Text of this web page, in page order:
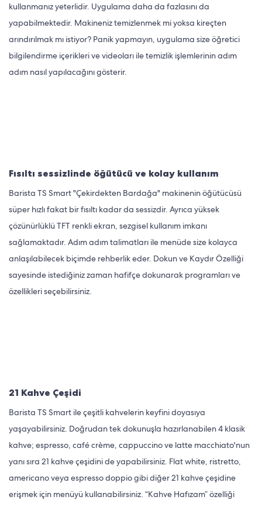
kullanmanız yeterlidir. Uygulama daha da fazlasını da
yapabilmektedir. Makineniz temizlenmek mi yoksa kireçten
arındırılmak mı istiyor? Panik yapmayın, uygulama size öğretici
bilgilendirme içerikleri ve videoları ile temizlik işlemlerinin adım
adım nasıl yapılacağını gösterir.
Fısıltı sessizlinde öğütücü ve kolay kullanım
Barista TS Smart "Çekirdekten Bardağa" makinenin öğütücüsü
süper hızlı fakat bir fısıltı kadar da sessizdir. Ayrıca yüksek
çözünürlüklü TFT renkli ekran, sezgisel kullanım imkanı
sağlamaktadır. Adım adım talimatları ile menüde size kolayca
anlaşılabilecek biçimde rehberlik eder. Dokun ve Kaydır Özelliği
sayesinde istediğiniz zaman hafifçe dokunarak programları ve
özellikleri seçebilirsiniz.
21 Kahve Çeşidi
Barista TS Smart ile çeşitli kahvelerin keyfini doyasıya
yaşayabilirsiniz. Doğrudan tek dokunuşla hazırlanabilen 4 klasik
kahve; espresso, café crème, cappuccino ve latte macchiato'nun
yanı sıra 21 kahve çeşidini de yapabilirsiniz. Flat white, ristretto,
americano veya espresso doppio gibi diğer 21 kahve çeşidine
erişmek için menüyü kullanabilirsiniz. “Kahve Hafızam” özelliği